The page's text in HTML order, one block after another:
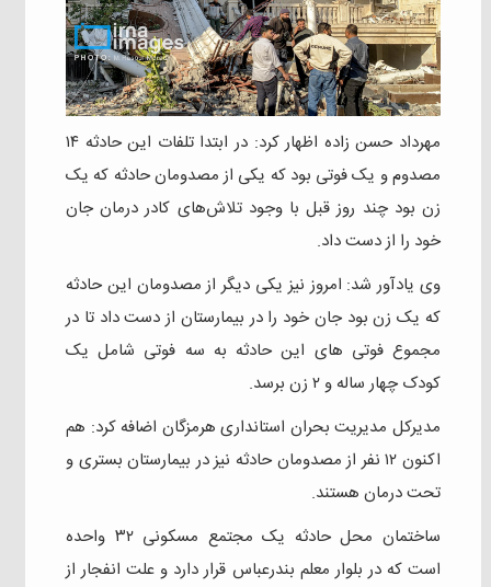
مهرداد حسن زاده اظهار کرد: در ابتدا تلفات این حادثه ۱۴
مصدوم و یک فوتی بود که یکی از مصدومان حادثه که یک
زن بود چند روز قبل با وجود تلاش‌های کادر درمان جان
خود را از دست داد.
وی یادآور شد: امروز نیز یکی دیگر از مصدومان این حادثه
که یک زن بود جان خود را در بیمارستان از دست داد تا در
مجموع فوتی های این حادثه به سه فوتی شامل یک
کودک چهار ساله و ۲ زن برسد.
مدیرکل مدیریت بحران استانداری هرمزگان اضافه کرد: هم
اکنون ۱۲ نفر از مصدومان حادثه نیز در بیمارستان بستری و
تحت درمان هستند.
ساختمان محل حادثه یک مجتمع مسکونی ۳۲ واحده
است که در بلوار معلم بندرعباس قرار دارد و علت انفجار از